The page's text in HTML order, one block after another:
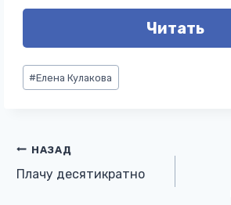
Читать
Метки
записи:
#Елена Кулакова
Навигация
по
НАЗАД
Плачу десятикратно